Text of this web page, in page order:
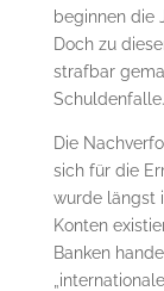
beginnen die
Doch zu
strafbar
Schuldenfalle.
Die
sich für die
wurde längst
Konten
Banken